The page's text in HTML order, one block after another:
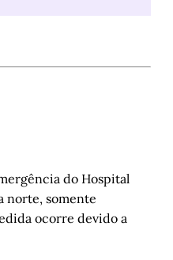
do Hospital
norte, somente
ocorre devido a